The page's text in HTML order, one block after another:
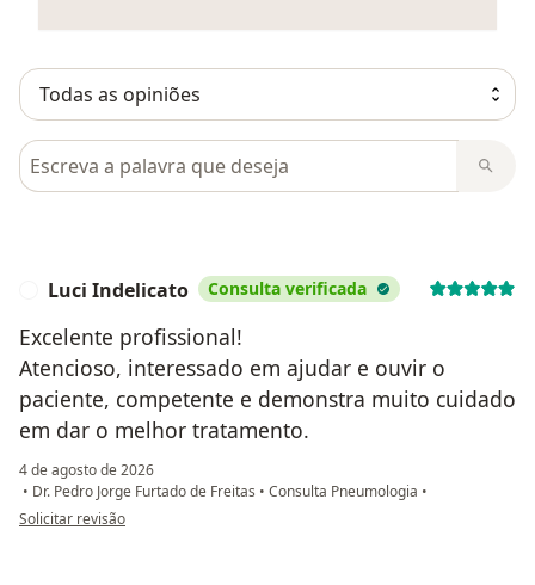
Pesquisar em opiniões
Luci Indelicato Consulta verificada
Excelente profissional!
Atencioso, interessado em ajudar e ouvir o
paciente, competente e demonstra muito cuidado
em dar o melhor tratamento.
4 de agosto de 2026
• Dr. Pedro Jorge Furtado de Freitas • Consulta Pneumologia •
na opinião do utilizador Luci Indelicato
Solicitar revisão